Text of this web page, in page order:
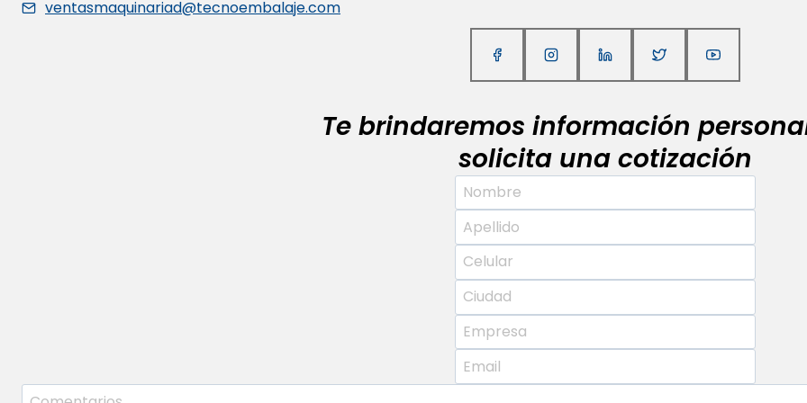
ventasmaquinariad@tecnoembalaje.com
Te brindaremos información
solicita una cotización